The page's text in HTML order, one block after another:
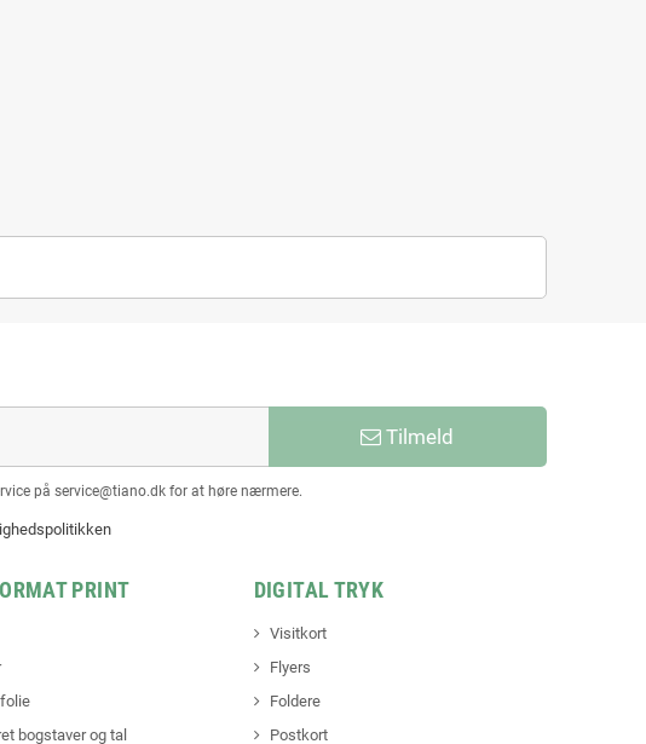
Tilmeld
på service@tiano.dk for at høre nærmere.
PRINT
bogstaver og tal
DIGITAL TRYK
Visitkort
Flyers
Foldere
Postkort